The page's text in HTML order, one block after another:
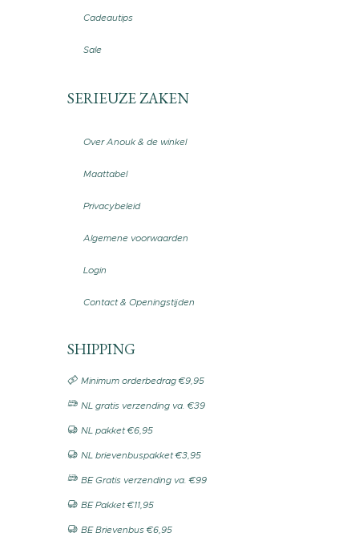
Cadeautips
Sale
SERIEUZE ZAKEN
Over Anouk & de winkel
Maattabel
Privacybeleid
Algemene voorwaarden
Login
Contact & Openingstijden
SHIPPING
Minimum orderbedrag €9,95
NL gratis verzending va. €39
NL pakket €6,95
NL brievenbuspakket €3,95
BE Gratis verzending va. €99
BE Pakket €11,95
BE Brievenbus €6,95